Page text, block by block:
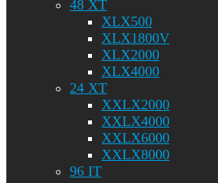
48 XT
XLX500
XLX1800V
XLX2000
XLX4000
24 XT
XXLX2000
XXLX4000
XXLX6000
XXLX8000
96 IT